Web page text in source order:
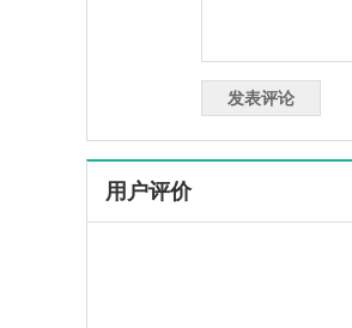
用户评价